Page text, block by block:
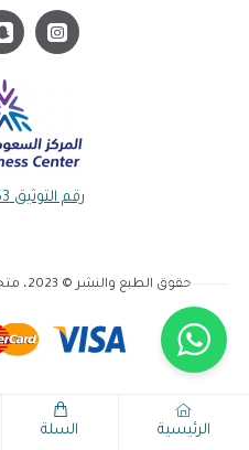
رقم التوثيق 0000047953
حقوق الطبع والنشر © 2023، متجر حركات صح، الحقوق محفوظة
الرئيسية السلة